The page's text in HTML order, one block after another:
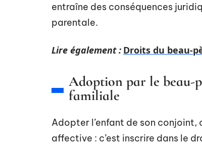
entraîne des conséquences
parentale.
Lire également : Droits du beau-
Adoption par le beau-
familiale
Adopter l’enfant de son conjoint,
affective : c’est inscrire dans le